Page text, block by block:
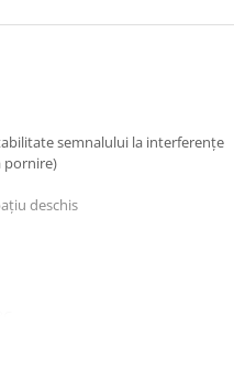
semnalului la interferențe
pornire)
deschis